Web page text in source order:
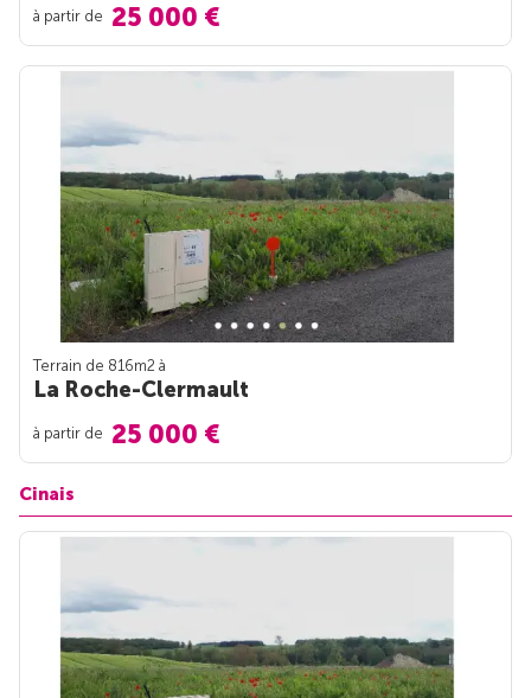
à partir de 25 000 €
Terrain de 816m2 à
La Roche-Clermault
à partir de 25 000 €
Cinais